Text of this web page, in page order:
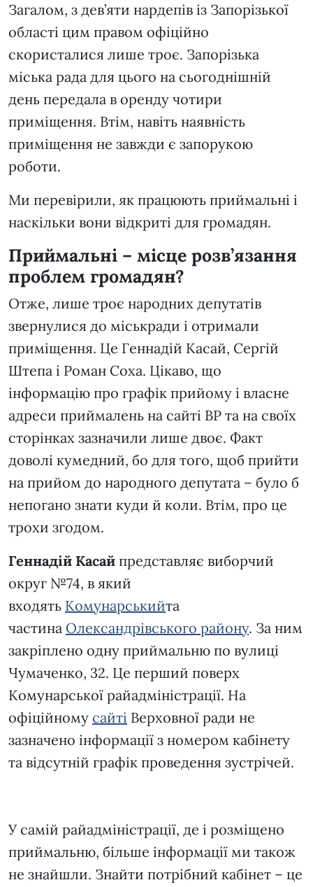
Загалом, з дев’яти нардепів із Запорізької
області цим правом офіційно
скористалися лише троє. Запорізька
міська рада для цього на сьогоднішній
день передала в оренду чотири
приміщення. Втім, навіть наявність
приміщення не завжди є запорукою
роботи.
Ми перевірили, як працюють приймальні і
наскільки вони відкриті для громадян.
Приймальні – місце розв’язання
проблем громадян?
Отже, лише троє народних депутатів
звернулися до міськради і отримали
приміщення. Це Геннадій Касай, Сергій
Штепа і Роман Соха. Цікаво, що
інформацію про графік прийому і власне
адреси приймалень на сайті ВР та на своїх
сторінках зазначили лише двоє. Факт
доволі кумедний, бо для того, щоб прийти
на прийом до народного депутата – було б
непогано знати куди й коли. Втім, про це
трохи згодом.
Геннадій Касай представляє виборчий
округ №74, в який
входять Комунарськийта
частина Олександрівського району. За ним
закріплено одну приймальню по вулиці
Чумаченко, 32. Це перший поверх
Комунарської райадміністрації. На
офіційному сайті Верховної ради не
зазначено інформації з номером кабінету
та відсутній графік проведення зустрічей.
У самій райадміністрації, де і розміщено
приймальню, більше інформації ми також
не знайшли. Знайти потрібний кабінет – це